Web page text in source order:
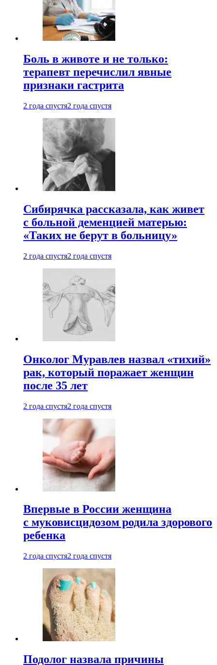
Боль в животе и не только:
терапевт перечислил явные
признаки гастрита
2 года спустя2 года спустя
Сибирячка рассказала, как живет
с больной деменцией матерью:
«Таких не берут в больницу»
2 года спустя2 года спустя
Онколог Муравлев назвал «тихий»
рак, который поражает женщин
после 35 лет
2 года спустя2 года спустя
Впервые в России женщина
с муковисцидозом родила здорового
ребенка
2 года спустя2 года спустя
Подолог назвала причины